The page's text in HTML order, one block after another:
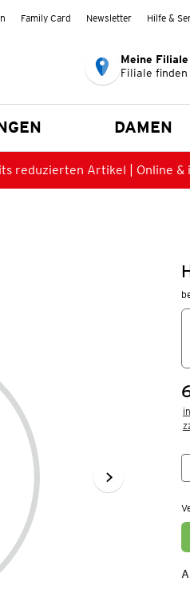
Family Card Newsletter Hilfe &
Meine Filiale
Filiale finden
DAMEN
reduzierten Artikel | Online &